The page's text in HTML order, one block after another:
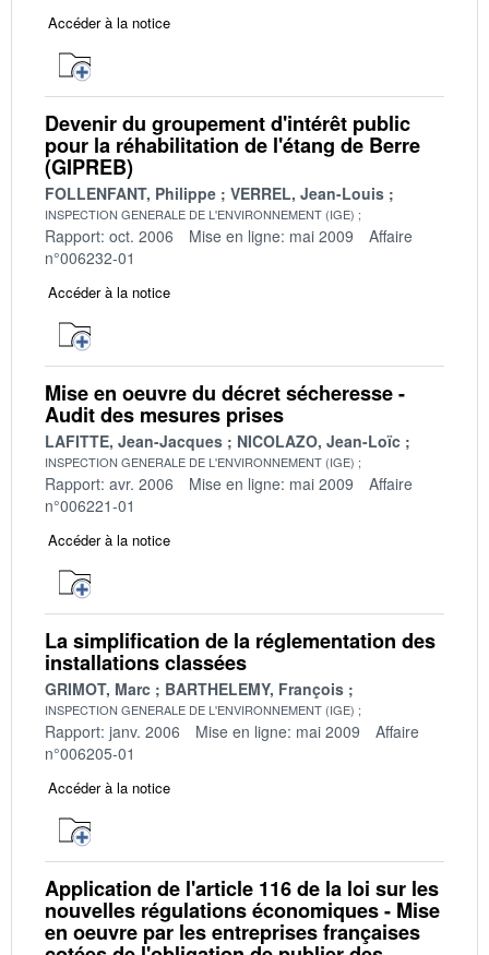
Accéder à la notice
Devenir du groupement d'intérêt public
pour la réhabilitation de l'étang de Berre
(GIPREB)
FOLLENFANT, Philippe VERREL, Jean-Louis
INSPECTION GENERALE DE L'ENVIRONNEMENT (IGE)
Rapport: oct. 2006 Mise en ligne: mai 2009
Affaire
n°006232-01
Accéder à la notice
Mise en oeuvre du décret sécheresse -
Audit des mesures prises
LAFITTE, Jean-Jacques NICOLAZO, Jean-Loïc
INSPECTION GENERALE DE L'ENVIRONNEMENT (IGE)
Rapport: avr. 2006 Mise en ligne: mai 2009
Affaire
n°006221-01
Accéder à la notice
La simplification de la réglementation des
installations classées
GRIMOT, Marc BARTHELEMY, François
INSPECTION GENERALE DE L'ENVIRONNEMENT (IGE)
Rapport: janv. 2006 Mise en ligne: mai 2009
Affaire
n°006205-01
Accéder à la notice
Application de l'article 116 de la loi sur les
nouvelles régulations économiques - Mise
en oeuvre par les entreprises françaises